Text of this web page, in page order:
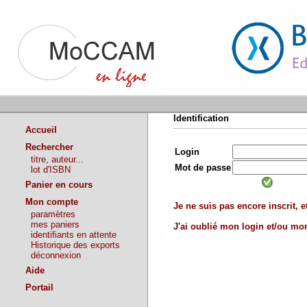
Accueil
Rechercher
titre, auteur...
lot d'ISBN
Panier en cours
Mon compte
paramètres
mes paniers
identifiants en attente
Historique des exports
déconnexion
Aide
Portail
Identification
Login
Mot de passe
Je ne suis pas encore inscrit,
J'ai oublié mon login et/ou